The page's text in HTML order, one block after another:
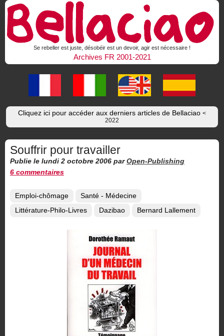
Se rebeller est juste, désobéir est un devoir, agir est nécessaire !
Archives FR 2001-2021
Cliquez ici pour accéder aux derniers articles de Bellaciao <
2022
Souffrir pour travailler
Publie le lundi 2 octobre 2006 par Open-Publishing
6 commentaires
Emploi-chômage
Santé - Médecine
Littérature-Philo-Livres
Dazibao Bernard Lallement